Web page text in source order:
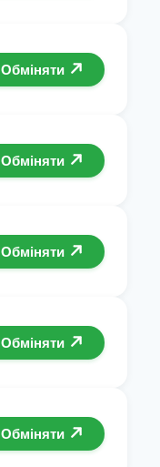
Обміняти
Обміняти
Обміняти
Обміняти
Обміняти